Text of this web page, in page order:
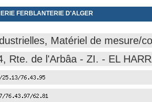
FERBLANTERIE D'ALGER
Matériel de mesure/
Rte. de l'Arbâa - ZI. - EL